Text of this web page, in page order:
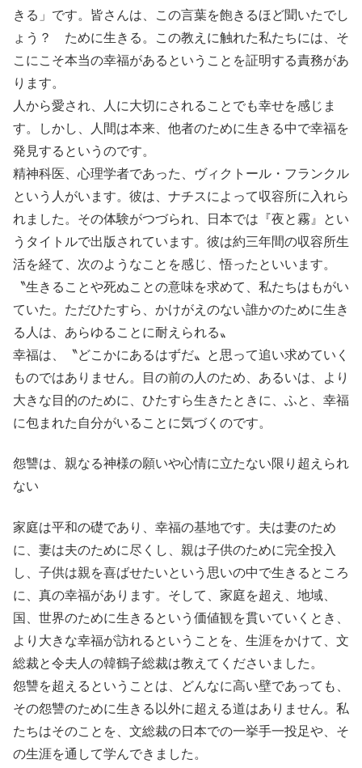
きる」です。皆さんは、この言葉を飽きるほど聞いたでし
ょう？ ために生きる。この教えに触れた私たちには、そ
こにこそ本当の幸福があるということを証明する責務があ
ります。
人から愛され、人に大切にされることでも幸せを感じま
す。しかし、人間は本来、他者のために生きる中で幸福を
発見するというのです。
精神科医、心理学者であった、ヴィクトール・フランクル
という人がいます。彼は、ナチスによって収容所に入れら
れました。その体験がつづられ、日本では『夜と霧』とい
うタイトルで出版されています。彼は約三年間の収容所生
活を経て、次のようなことを感じ、悟ったといいます。
〝生きることや死ぬことの意味を求めて、私たちはもがい
ていた。ただひたすら、かけがえのない誰かのために生き
る人は、あらゆることに耐えられる〟
幸福は、〝どこかにあるはずだ〟と思って追い求めていく
ものではありません。目の前の人のため、あるいは、より
大きな目的のために、ひたすら生きたときに、ふと、幸福
に包まれた自分がいることに気づくのです。
怨讐は、親なる神様の願いや心情に立たない限り超えられ
ない
家庭は平和の礎であり、幸福の基地です。夫は妻のため
に、妻は夫のために尽くし、親は子供のために完全投入
し、子供は親を喜ばせたいという思いの中で生きるところ
に、真の幸福があります。そして、家庭を超え、地域、
国、世界のために生きるという価値観を貫いていくとき、
より大きな幸福が訪れるということを、生涯をかけて、文
総裁と令夫人の韓鶴子総裁は教えてくださいました。
怨讐を超えるということは、どんなに高い壁であっても、
その怨讐のために生きる以外に超える道はありません。私
たちはそのことを、文総裁の日本での一挙手一投足や、そ
の生涯を通して学んできました。